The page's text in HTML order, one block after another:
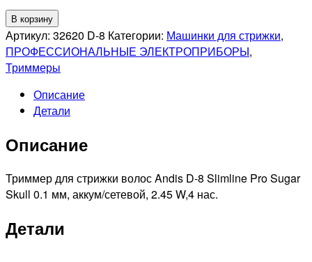
Количество
товара
ANDIS
Триммер
стрижки
волос
Pro
Skull
32620
8
аккумуляторно-
В корзину
Артикул: 32620 D-8 Категории: Машинки для стрижки,
ПРОФЕССИОНАЛЬНЫЕ ЭЛЕКТРОПРИБОРЫ,
Триммеры
Описание
Детали
Описание
Триммер для стрижки волос Andis D-8 Slimline Pro Sugar
Skull 0.1 мм, аккум/сетевой, 2.45 W,4 нас.
Детали